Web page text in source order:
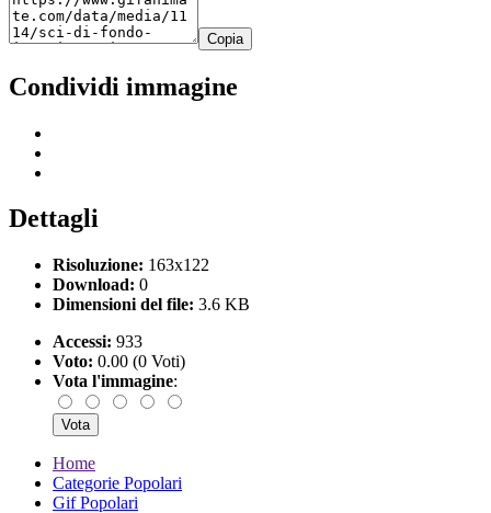
Copia
Condividi immagine
Dettagli
Risoluzione: 163x122
Download: 0
Dimensioni del file: 3.6 KB
Accessi: 933
Voto: 0.00 (0 Voti)
Vota l'immagine:
Home
Categorie Popolari
Gif Popolari